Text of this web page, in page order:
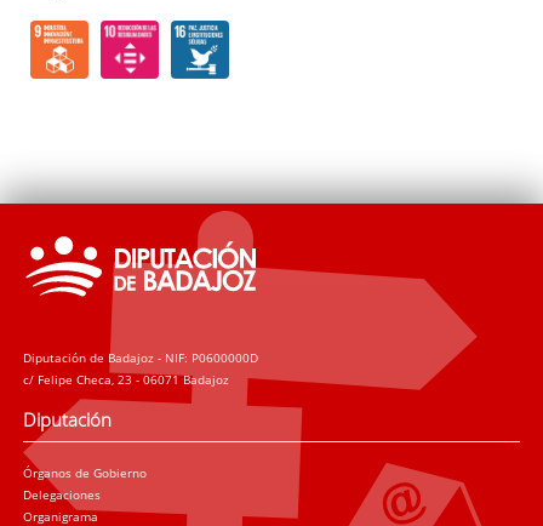
Diputación de Badajoz - NIF: P0600000D
c/ Felipe Checa, 23 - 06071 Badajoz
Diputación
Órganos de Gobierno
Delegaciones
Organigrama